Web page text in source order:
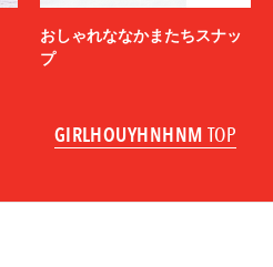
おしゃれななかまたちスナッ
プ
GIRLHOUYHNHNM TOP